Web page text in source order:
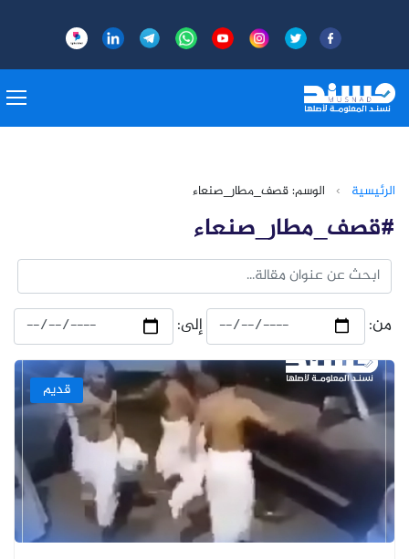
الرئيسية › الوسم: قصف_مطار_صنعاء
#قصف_مطار_صنعاء
من: إلى:
قديم